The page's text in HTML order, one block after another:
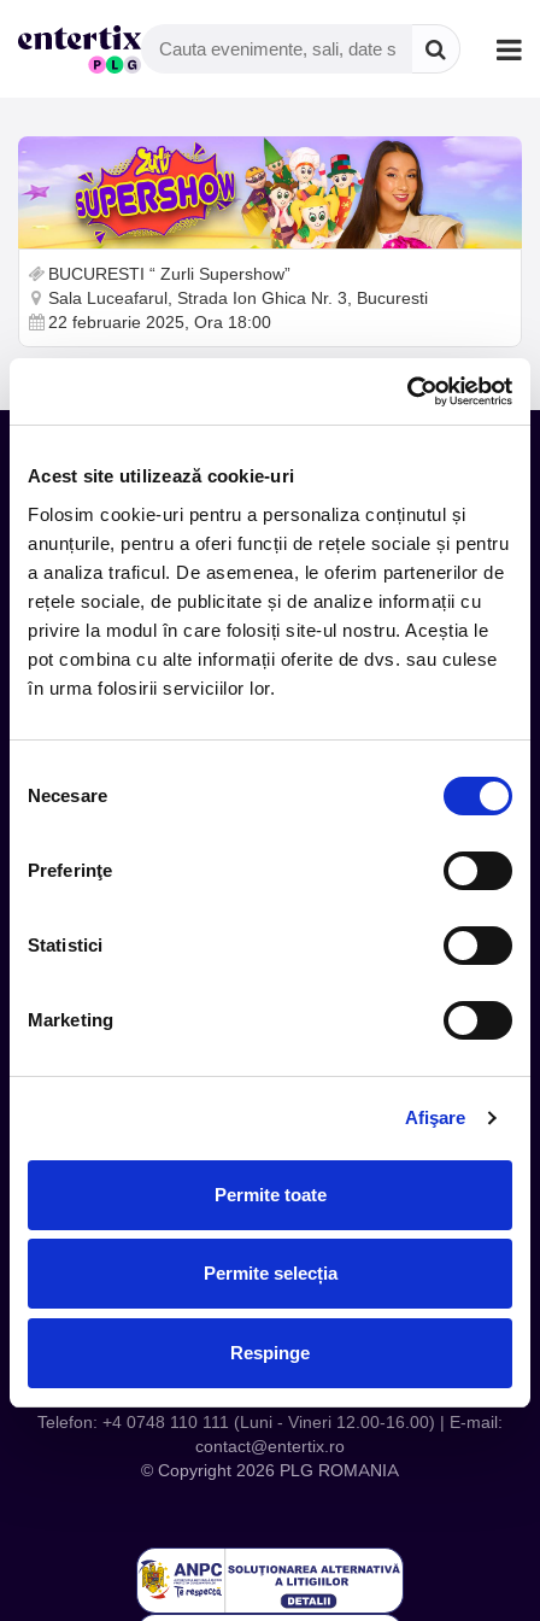
Acest site utilizează cookie-uri
Folosim cookie-uri pentru a personaliza conținutul și
anunțurile, pentru a oferi funcții de rețele sociale și pentru
a analiza traficul. De asemenea, le oferim partenerilor de
rețele sociale, de publicitate și de analize informații cu
privire la modul în care folosiți site-ul nostru. Aceștia le
pot combina cu alte informații oferite de dvs. sau culese
în urma folosirii serviciilor lor.
consimțământului
Necesare
Preferinţe
Statistici
Marketing
Afişare
Permite toate
Permite selecția
Respinge
BUCURESTI “ Zurli Supershow”
Sala Luceafarul, Strada Ion Ghica Nr. 3, Bucuresti
22 februarie 2025, Ora 18:00
Tot ce te intereseaza, direct in
inbox.
Aboneaza-te la newsletter-ul nostru, fii primul la care ajung
evenimentele noi.
Metode plata
Magazine partenere
Termeni si Conditii
Politica Confidentialitate
Telefon: +4 0748 110 111 (Luni - Vineri 12.00-16.00) | E-mail:
contact@entertix.ro
© Copyright 2026 PLG ROMANIA